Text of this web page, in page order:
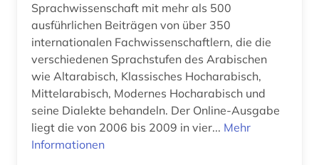
Sprachwissenschaft mit mehr als 500
ausführlichen Beiträgen von über 350
internationalen Fachwissenschaftlern, die die
verschiedenen Sprachstufen des Arabischen
wie Altarabisch, Klassisches Hocharabisch,
Mittelarabisch, Modernes Hocharabisch und
seine Dialekte behandeln. Der Online-Ausgabe
liegt die von 2006 bis 2009 in vier... Mehr
Informationen